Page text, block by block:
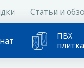
Статьи и
ПВХ
плитка